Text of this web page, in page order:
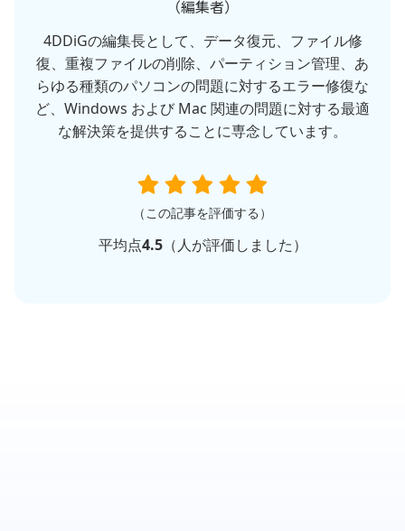
（編集者）
4DDiGの編集長として、データ復元、ファイル修
復、重複ファイルの削除、パーティション管理、あ
らゆる種類のパソコンの問題に対するエラー修復な
ど、Windows および Mac 関連の問題に対する最適
な解決策を提供することに専念しています。
（この記事を評価する）
平均点4.5（人が評価しました）